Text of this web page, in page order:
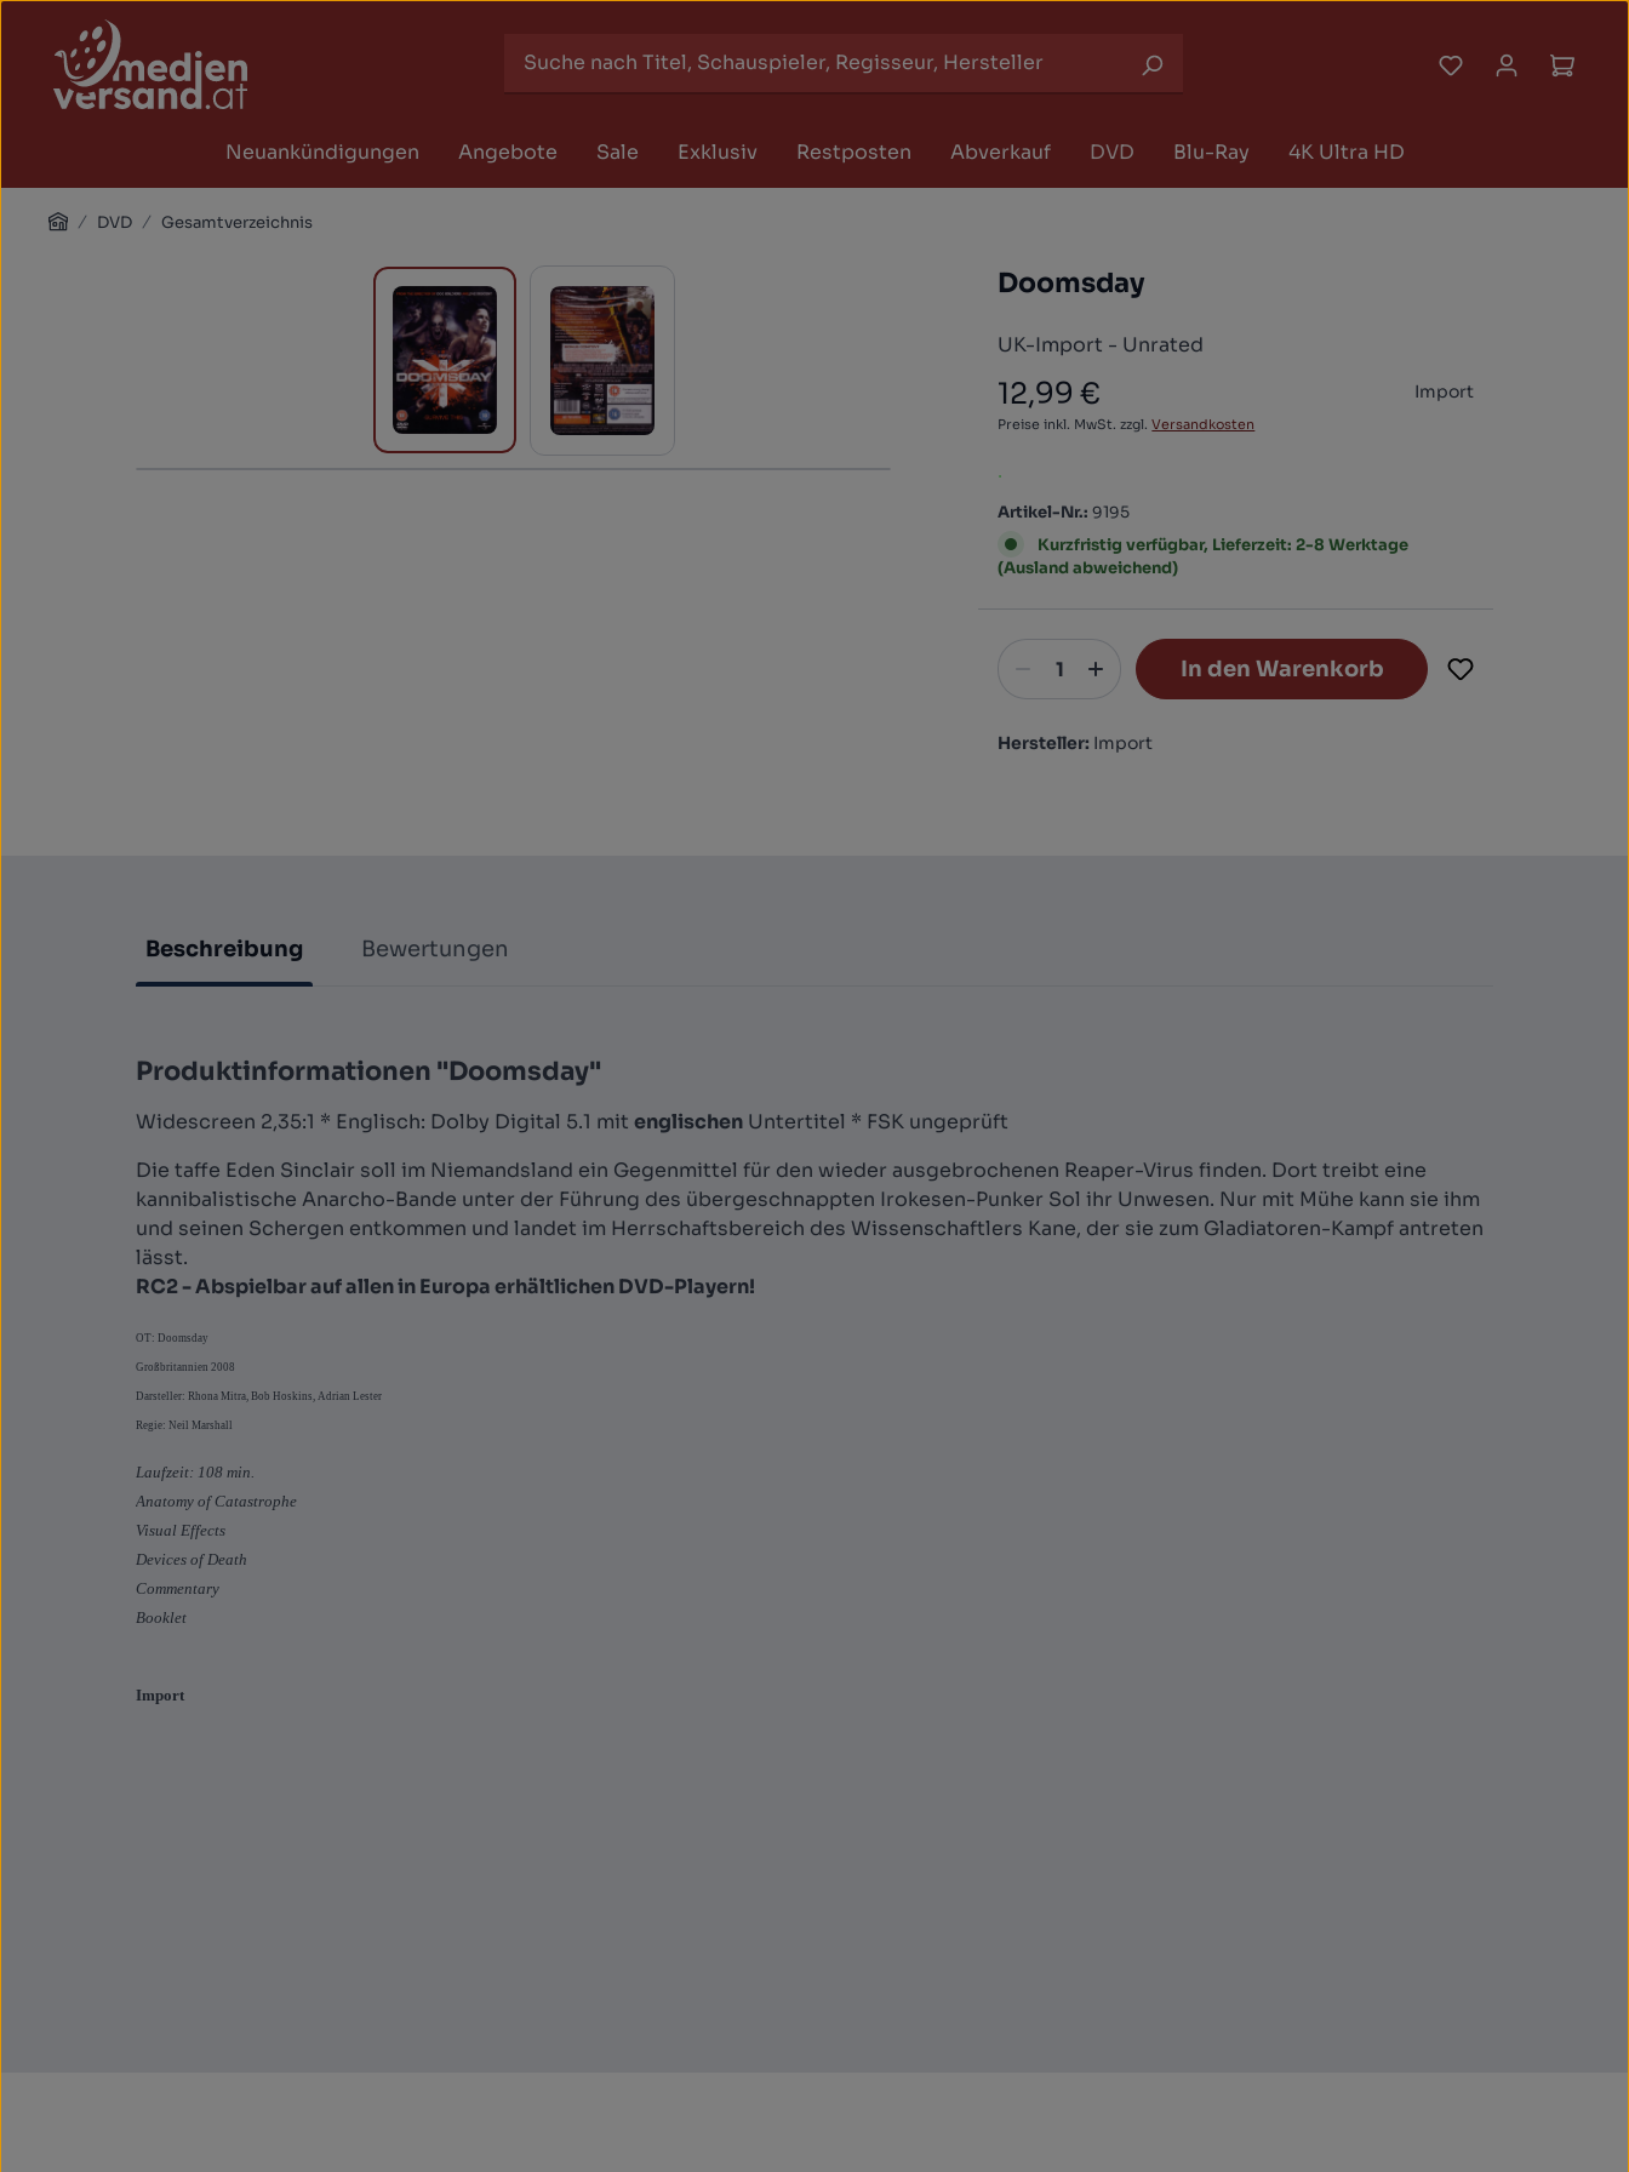
Zum Hauptinhalt springen
Zur Suche springen
Zur Hauptnavigation springen
Du hast 0
Neuankündigungen Angebote Sale Exklusiv Restposten Abverkauf DVD Blu-Ray 4K Ultra HD
HomeDVD Gesamtverzeichnis
Bildergalerie überspringen Doomsday
UK-Import - Unrated
Regulärer Preis:
12,99 €
Preise inkl. MwSt. zzgl.Versandkosten
.
Import
Artikel-Nr.:9195
Kurzfristig verfügbar, Lieferzeit: 2-8 Werktage
(Ausland abweichend)
In den Warenkorb
Hersteller: Import
Beschreibung Bewertungen
Produktinformationen "Doomsday"
Widescreen 2,35:1 * Englisch: Dolby Digital 5.1 mit englischen Untertitel * FSK ungeprüft
Die taffe Eden Sinclair soll im Niemandsland ein Gegenmittel für den wieder ausgebrochenen Reaper-Virus finden. Dort treibt eine
kannibalistische Anarcho-Bande unter der Führung des übergeschnappten Irokesen-Punker Sol ihr Unwesen. Nur mit Mühe kann sie ihm
und seinen Schergen entkommen und landet im Herrschaftsbereich des Wissenschaftlers Kane, der sie zum Gladiatoren-Kampf antreten
lässt.
RC2 - Abspielbar auf allen in Europa erhältlichen DVD-Playern!
OT: Doomsday
Großbritannien 2008
Darsteller: Rhona Mitra, Bob Hoskins, Adrian Lester
Regie: Neil Marshall
Laufzeit: 108 min.
Anatomy of Catastrophe
Visual Effects
Devices of Death
Commentary
Booklet
Import